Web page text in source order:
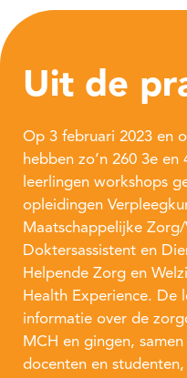
Uit de
Op 3 februari 2023 en
hebben zo’n 260 3e en
leerlingen workshops
opleidingen
Maatschappelijke
Doktersassistent en
Helpende Zorg en
Health Experience. De
informatie over de
MCH en gingen,
docenten en